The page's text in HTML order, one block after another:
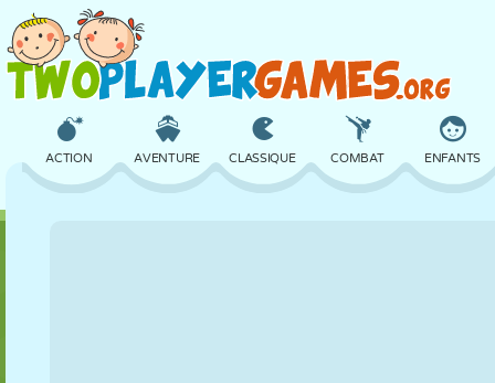
ACTION AVENTURE CLASSIQUE COMBAT ENFANTS